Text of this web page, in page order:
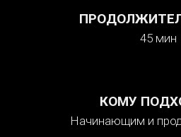
45 мин
КОМУ
Начинающим и